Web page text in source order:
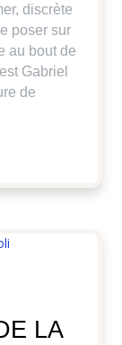
discrète
poser sur
au bout de
Gabriel
de
LA